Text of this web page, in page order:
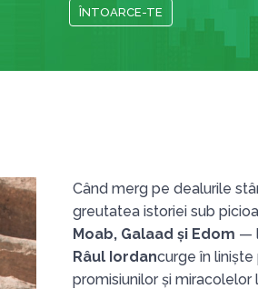
ÎNTOARCE-TE
Când merg pe dealurile
greutatea istoriei sub
Moab, Galaad și Edom —
Râul Iordancurge în liniște
promisiunilor și